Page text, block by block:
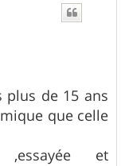
plus de 15 ans
que celle
,essayée et